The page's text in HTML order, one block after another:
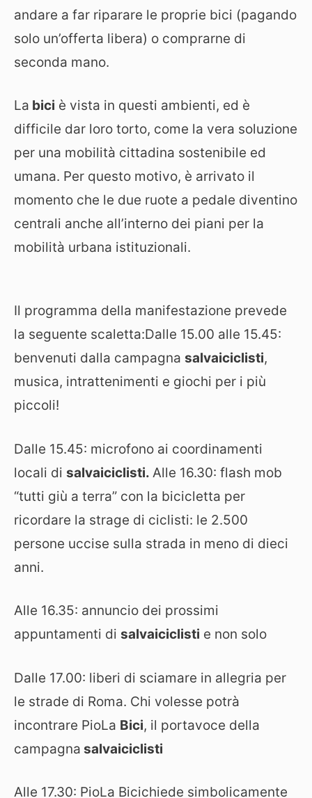
andare a far riparare le proprie bici (pagando
solo un’offerta libera) o comprarne di
seconda mano.
La bici è vista in questi ambienti, ed è
difficile dar loro torto, come la vera soluzione
per una mobilità cittadina sostenibile ed
umana. Per questo motivo, è arrivato il
momento che le due ruote a pedale diventino
centrali anche all’interno dei piani per la
mobilità urbana istituzionali.
Il programma della manifestazione prevede
la seguente scaletta:Dalle 15.00 alle 15.45:
benvenuti dalla campagna salvaiciclisti,
musica, intrattenimenti e giochi per i più
piccoli!
Dalle 15.45: microfono ai coordinamenti
locali di salvaiciclisti. Alle 16.30: flash mob
“tutti giù a terra” con la bicicletta per
ricordare la strage di ciclisti: le 2.500
persone uccise sulla strada in meno di dieci
anni.
Alle 16.35: annuncio dei prossimi
appuntamenti di salvaiciclisti e non solo
Dalle 17.00: liberi di sciamare in allegria per
le strade di Roma. Chi volesse potrà
incontrare PioLa Bici, il portavoce della
campagna salvaiciclisti
Alle 17.30: PioLa Bicichiede simbolicamente